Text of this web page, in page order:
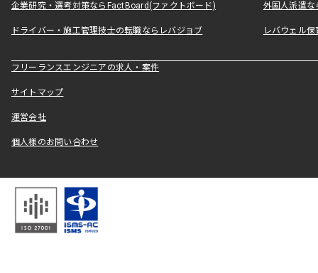
企業研究・選考対策ならFactBoard(ファクトボード) 外国人派遣な
ドライバー・施工管理技士の転職ならレバジョブ レバウェル
フリーランスエンジニアの求人・案件
サイトマップ
運営会社
個人様のお問い合わせ